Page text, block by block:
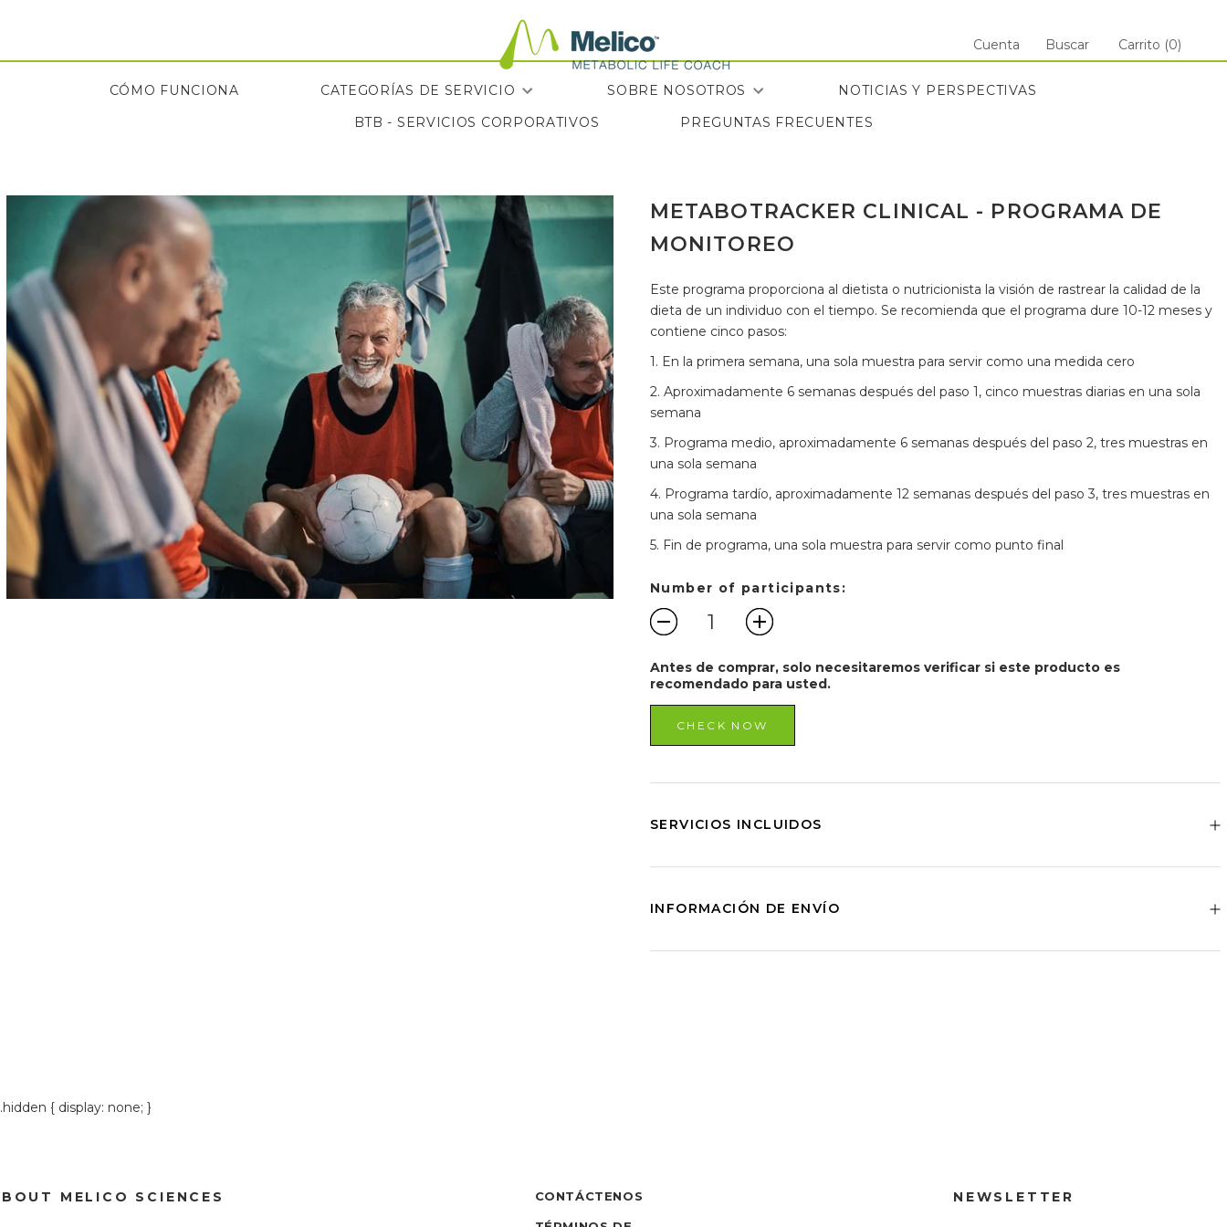
CÓMO FUNCIONA CATEGORÍAS DE SERVICIO SOBRE NOSOTROS NOTICIAS Y PERSPECTIVAS
BTB - SERVICIOS CORPORATIVOS
PREGUNTAS FRECUENTES
Cuenta Buscar Carrito (0)
METABOTRACKER CLINICAL - PROGRAMA DE
MONITOREO
Este programa proporciona al dietista o nutricionista la visión de rastrear la calidad de la
dieta de un individuo con el tiempo. Se recomienda que el programa dure 10-12 meses y
contiene cinco pasos:
1. En la primera semana, una sola muestra para servir como una medida cero
2. Aproximadamente 6 semanas después del paso 1, cinco muestras diarias en una sola
semana
3. Programa medio, aproximadamente 6 semanas después del paso 2, tres muestras en
una sola semana
4. Programa tardío, aproximadamente 12 semanas después del paso 3, tres muestras en
una sola semana
5. Fin de programa, una sola muestra para servir como punto final
Number of participants:
Antes de comprar, solo necesitaremos verificar si este producto es
recomendado para usted.
CHECK NOW
SERVICIOS INCLUIDOS
INFORMACIÓN DE ENVÍO
.hidden { display: none; }
MELICO SCIENCES CONTÁCTENOS NEWSLETTER